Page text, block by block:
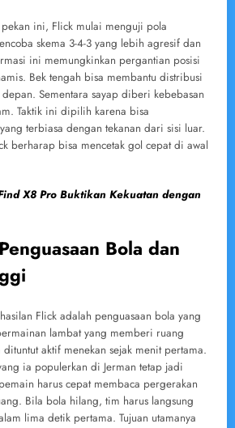
ini, Flick mulai menguji pola
skema 3-4-3 yang lebih agresif dan
ini memungkinkan pergantian posisi
Bek tengah bisa membantu distribusi
Sementara sayap diberi kebebasan
Taktik ini dipilih karena bisa
terbiasa dengan tekanan dari sisi luar.
berharap bisa mencetak gol cepat di awal
X8 Pro Buktikan Kekuatan dengan
Bola dan
Flick adalah penguasaan bola yang
lambat yang memberi ruang
aktif menekan sejak menit pertama.
ia populerkan di Jerman tetap jadi
harus cepat membaca pergerakan
Bila bola hilang, tim harus langsung
lima detik pertama. Tujuan utamanya